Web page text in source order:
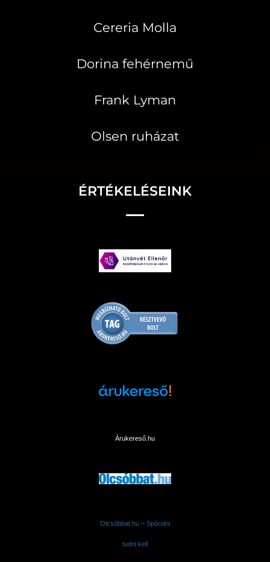
Cereria Molla
Dorina fehérnemű
Frank Lyman
Olsen ruházat
ÉRTÉKELÉSEINK
Árukereső.hu
Olcsóbbat.hu – Spórolni
tudni kell